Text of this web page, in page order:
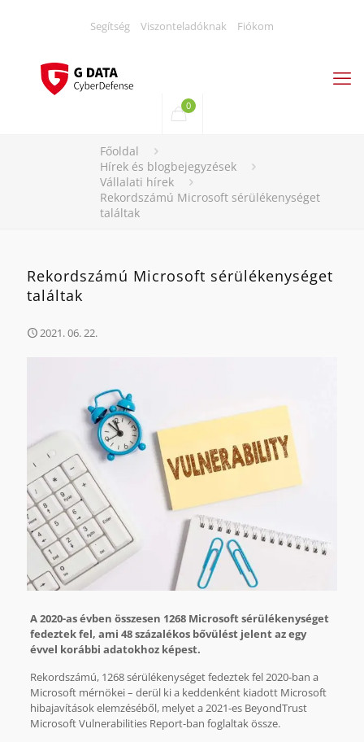
Segítség Viszonteladóknak Fiókom
0
Főoldal
Hírek és blogbejegyzések
Vállalati hírek
Rekordszámú Microsoft sérülékenységet
találtak
Rekordszámú Microsoft sérülékenységet
találtak
2021. 06. 22.
A 2020-as évben összesen 1268 Microsoft sérülékenységet
fedeztek fel, ami 48 százalékos bővülést jelent az egy
évvel korábbi adatokhoz képest.
Rekordszámú, 1268 sérülékenységet fedeztek fel 2020-ban a
Microsoft mérnökei – derül ki a keddenként kiadott Microsoft
hibajavítások elemzéséből, melyet a 2021-es BeyondTrust
Microsoft Vulnerabilities Report-ban foglaltak össze.